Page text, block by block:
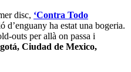
disc, ‘Contra Todo
d’enguany ha estat una bogeria.
outs per allà on passa i
Ciudad de Mexico,